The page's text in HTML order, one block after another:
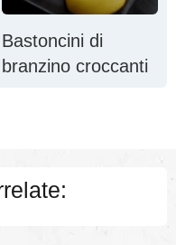
Bastoncini di
branzino croccanti